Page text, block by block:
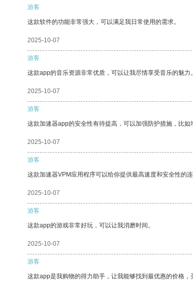
游客
这款软件的功能非常强大，可以满足我日常使用的需求。
2025-10-07
游客
这款app的音乐资源非常优质，可以让我尽情享受音乐的魅力。
2025-10-07
游客
这款加速器app的安全性有待提高，可以加强防护措施，比如
2025-10-07
游客
这款加速器VPM应用程序可以给你提供最高速度和安全性的
2025-10-07
游客
这款app的游戏非常好玩，可以让我消磨时间。
2025-10-07
游客
这款app是我购物的得力助手，让我能够找到最优惠的价格，